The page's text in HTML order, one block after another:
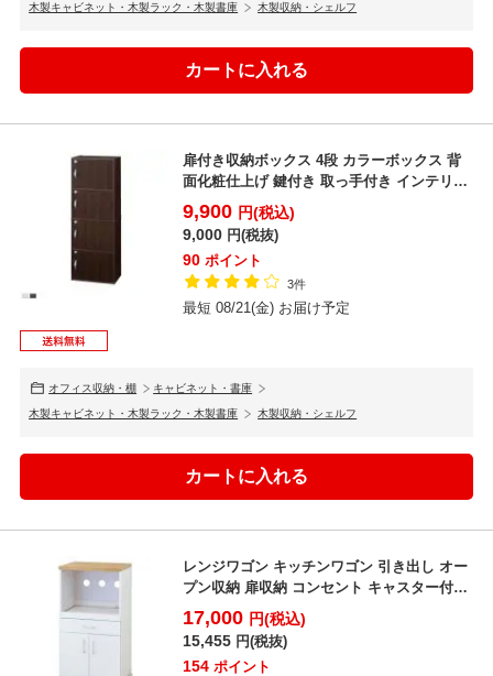
木製キャビネット・木製ラック・木製書庫 木製収納・シェルフ
扉付き収納ボックス 4段 カラーボックス 背
面化粧仕上げ 鍵付き 取っ手付き インテリア
木製 キャ...
9,900 円(税込)
9,000 円(税抜)
90 ポイント
3件
最短 08/21(金) お届け予定
オフィス収納・棚 キャビネット・書庫
木製キャビネット・木製ラック・木製書庫 木製収納・シェルフ
レンジワゴン キッチンワゴン 引き出し オー
プン収納 扉収納 コンセント キャスター付き
レンジ台 ...
17,000 円(税込)
15,455 円(税抜)
154 ポイント